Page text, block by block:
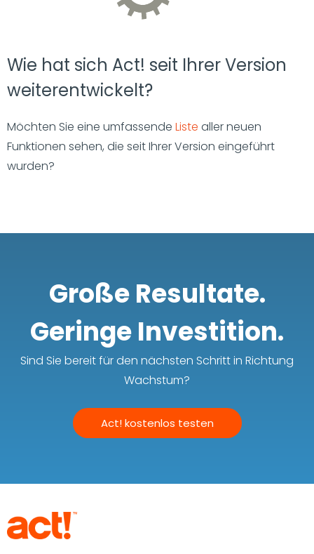
Wie hat sich Act! seit Ihrer Version
weiterentwickelt?
Möchten Sie eine umfassende Liste aller neuen
Funktionen sehen, die seit Ihrer Version eingeführt
wurden?
Große Resultate.
Geringe Investition.
Sind Sie bereit für den nächsten Schritt in Richtung
Wachstum?
Act! kostenlos testen